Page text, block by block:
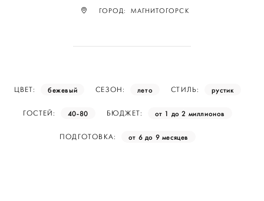
ГОРОД: МАГНИТОГОРСК
ЦВЕТ: бежевый СЕЗОН: лето СТИЛЬ: рустик
ГОСТЕЙ: 40-80 БЮДЖЕТ: от 1 до 2 миллионов
ПОДГОТОВКА: от 6 до 9 месяцев